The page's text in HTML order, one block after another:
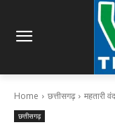
Home छत्तीसगढ़ महतारी
छत्तीसगढ़